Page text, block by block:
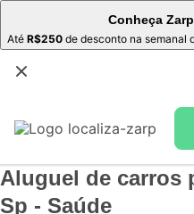
Conheça
Até R$250 de desconto na semanal
Aluguel de carros
Sp - Saúde